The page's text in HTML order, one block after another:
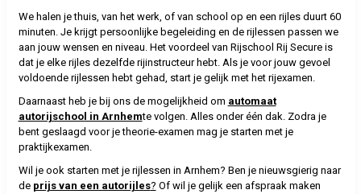
We halen je thuis, van het werk, of van school op en een rijles duurt 60
minuten. Je krijgt persoonlijke begeleiding en de rijlessen passen we
aan jouw wensen en niveau. Het voordeel van Rijschool Rij Secure is
dat je elke rijles dezelfde rijinstructeur hebt. Als je voor jouw gevoel
voldoende rijlessen hebt gehad, start je gelijk met het rijexamen.
Daarnaast heb je bij ons de mogelijkheid om automaat
autorijschool in Arnhemte volgen. Alles onder één dak. Zodra je
bent geslaagd voor je theorie-examen mag je starten met je
praktijkexamen.
Wil je ook starten met je rijlessen in Arnhem? Ben je nieuwsgierig naar
de prijs van een autorijles? Of wil je gelijk een afspraak maken